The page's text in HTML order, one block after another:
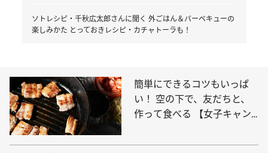
ソトレシピ・千秋広太郎さんに聞く 外ごはん＆バーベキューの
楽しみかた とっておきレシピ・カチャトーラも！
簡単にできるコツもいっぱ
い！ 空の下で、友だちと、
作って食べる 【女子キャン